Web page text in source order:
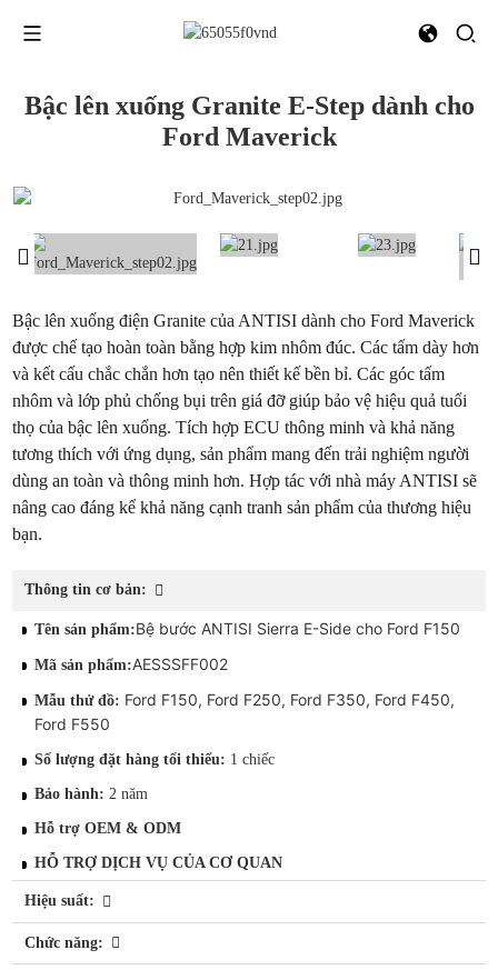
Bậc lên xuống Granite E-Step dành cho
Ford Maverick
Bậc lên xuống điện Granite của ANTISI dành cho Ford Maverick
được chế tạo hoàn toàn bằng hợp kim nhôm đúc. Các tấm dày hơn
và kết cấu chắc chắn hơn tạo nên thiết kế bền bỉ. Các góc tấm
nhôm và lớp phủ chống bụi trên giá đỡ giúp bảo vệ hiệu quả tuổi
thọ của bậc lên xuống. Tích hợp ECU thông minh và khả năng
tương thích với ứng dụng, sản phẩm mang đến trải nghiệm người
dùng an toàn và thông minh hơn. Hợp tác với nhà máy ANTISI sẽ
nâng cao đáng kể khả năng cạnh tranh sản phẩm của thương hiệu
bạn.
Thông tin cơ bản:
Tên sản phẩm:Bệ bước ANTISI Sierra E-Side cho Ford F150
Mã sản phẩm:AESSSFF002
Mẫu thử đồ: Ford F150, Ford F250, Ford F350, Ford F450,
Ford F550
Số lượng đặt hàng tối thiểu: 1 chiếc
Bảo hành: 2 năm
Hỗ trợ OEM & ODM
HỖ TRỢ DỊCH VỤ CỦA CƠ QUAN
Hiệu suất:
Chức năng: